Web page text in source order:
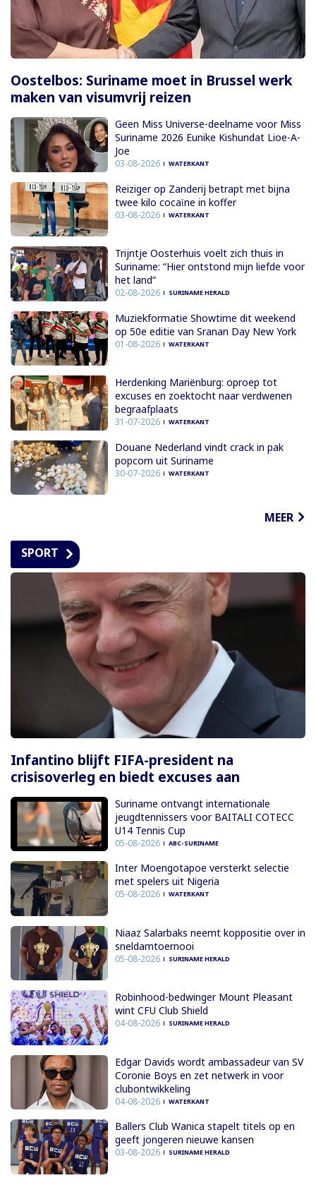
Oostelbos: Suriname moet in Brussel werk
maken van visumvrij reizen
Geen Miss Universe-deelname voor Miss
Suriname 2026 Eunike Kishundat Lioe-A-
Joe
03-08-2026 WATERKANT
Reiziger op Zanderij betrapt met bijna
twee kilo cocaïne in koffer
03-08-2026 WATERKANT
Trijntje Oosterhuis voelt zich thuis in
Suriname: “Hier ontstond mijn liefde voor
het land”
02-08-2026 SURINAME HERALD
Muziekformatie Showtime dit weekend
op 50e editie van Sranan Day New York
01-08-2026 WATERKANT
Herdenking Mariënburg: oproep tot
excuses en zoektocht naar verdwenen
begraafplaats
31-07-2026 WATERKANT
Douane Nederland vindt crack in pak
popcorn uit Suriname
30-07-2026 WATERKANT
MEER
SPORT
Infantino blijft FIFA-president na
crisisoverleg en biedt excuses aan
Suriname ontvangt internationale
jeugdtennissers voor BAITALI COTECC
U14 Tennis Cup
05-08-2026 ABC-SURINAME
Inter Moengotapoe versterkt selectie
met spelers uit Nigeria
05-08-2026 WATERKANT
Niaaz Salarbaks neemt koppositie over in
sneldamtoernooi
05-08-2026 SURINAME HERALD
Robinhood-bedwinger Mount Pleasant
wint CFU Club Shield
04-08-2026 SURINAME HERALD
Edgar Davids wordt ambassadeur van SV
Coronie Boys en zet netwerk in voor
clubontwikkeling
04-08-2026 WATERKANT
Ballers Club Wanica stapelt titels op en
geeft jongeren nieuwe kansen
03-08-2026 SURINAME HERALD